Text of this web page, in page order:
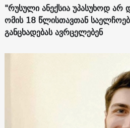
"რუსული ანექსია უპასუხოდ არ
ომის 18 წლისთავთან
განცხადებას ავრცელებენ